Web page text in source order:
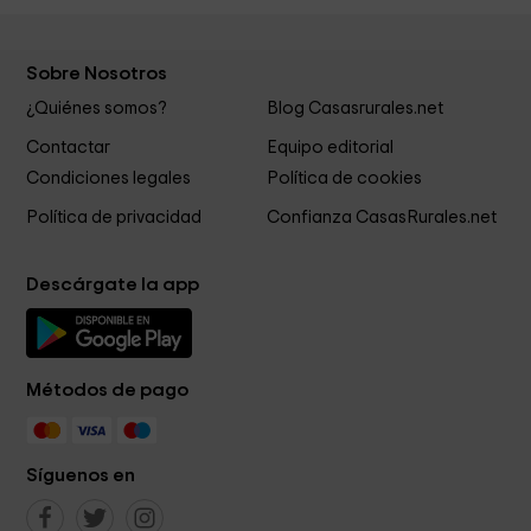
Sobre Nosotros
¿Quiénes somos? Blog Casasrurales.net
Contactar
Equipo editorial
Condiciones legales
Política de cookies
Política de privacidad Confianza CasasRurales.net
Descárgate la app
Métodos de pago
Síguenos en